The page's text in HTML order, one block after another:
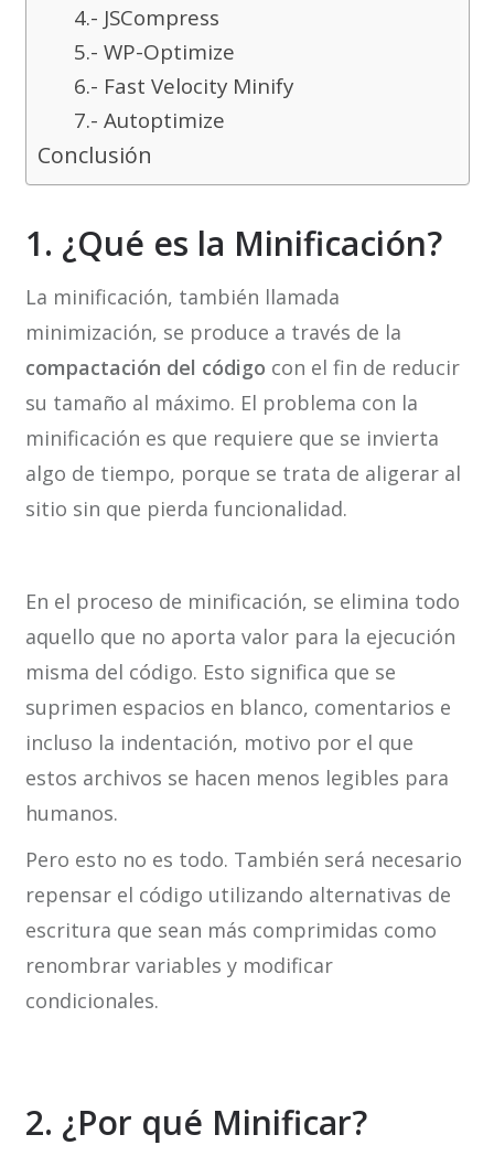
4.- JSCompress
5.- WP-Optimize
6.- Fast Velocity Minify
7.- Autoptimize
Conclusión
1. ¿Qué es la Minificación?
La minificación, también llamada
minimización, se produce a través de la
compactación del código con el fin de reducir
su tamaño al máximo. El problema con la
minificación es que requiere que se invierta
algo de tiempo, porque se trata de aligerar al
sitio sin que pierda funcionalidad.
En el proceso de minificación, se elimina todo
aquello que no aporta valor para la ejecución
misma del código. Esto significa que se
suprimen espacios en blanco, comentarios e
incluso la indentación, motivo por el que
estos archivos se hacen menos legibles para
humanos.
Pero esto no es todo. También será necesario
repensar el código utilizando alternativas de
escritura que sean más comprimidas como
renombrar variables y modificar
condicionales.
2. ¿Por qué Minificar?